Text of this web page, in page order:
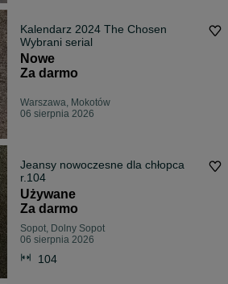
Kalendarz 2024 The Chosen
Wybrani serial
Nowe
Za darmo
Warszawa, Mokotów
06 sierpnia 2026
Jeansy nowoczesne dla chłopca
r.104
Używane
Za darmo
Sopot, Dolny Sopot
06 sierpnia 2026
104